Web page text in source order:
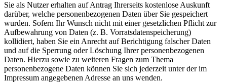
Sie als Nutzer erhalten auf Antrag Ihrerseits kostenlose Auskunft
darüber, welche personenbezogenen Daten über Sie gespeichert
wurden. Sofern Ihr Wunsch nicht mit einer gesetzlichen Pflicht zur
Aufbewahrung von Daten (z. B. Vorratsdatenspeicherung)
kollidiert, haben Sie ein Anrecht auf Berichtigung falscher Daten
und auf die Sperrung oder Löschung Ihrer personenbezogenen
Daten. Hierzu sowie zu weiteren Fragen zum Thema
personenbezogene Daten können Sie sich jederzeit unter der im
Impressum angegebenen Adresse an uns wenden.